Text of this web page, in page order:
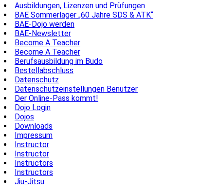
Ausbildungen, Lizenzen und Prüfungen
BAE Sommerlager „60 Jahre SDS & ATK“
BAE-Dojo werden
BAE-Newsletter
Become A Teacher
Become A Teacher
Berufsausbildung im Budo
Bestellabschluss
Datenschutz
Datenschutzeinstellungen Benutzer
Der Online-Pass kommt!
Dojo Login
Dojos
Downloads
Impressum
Instructor
Instructor
Instructors
Instructors
Jiu-Jitsu